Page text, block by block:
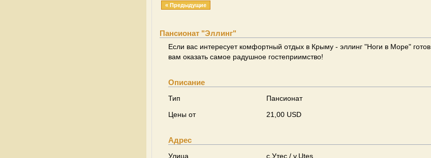
« Предыдущие
Пансионат "Эллинг"
Если вас интересует комфортный отдых в Крыму - эллинг "Ноги в Море" готов
вам оказать самое радушное гостеприимство!
Описание
Тип
Пансионат
Цены от
21,00 USD
Адрес
Улица
с.Утес / v.Utes